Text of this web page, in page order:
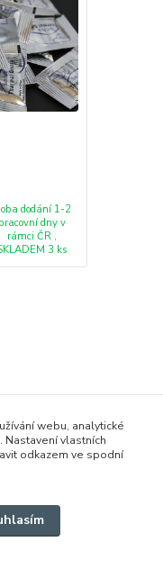
dodání 1-2
pracovní dny v
rámci ČR ,
3 ks
webu, analytické
Nastavení vlastních
odkazem ve spodní